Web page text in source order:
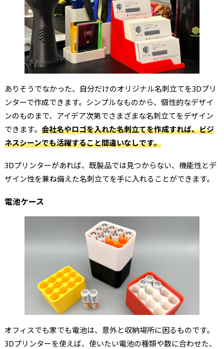
ありそうでなかった、自分だけのオリジナル名刺立てを3Dプリ
ンターで作成できます。シンプルなものから、個性的なデザイ
ンのものまで、アイデア次第でさまざまな名刺立てをデザイン
できます。 会社名やロゴを入れた名刺立てを作成すれば、ビジ
ネスシーンでも活躍すること間違いなしです。
3Dプリンターがあれば、既製品では見つからない、機能性とデ
ザイン性を兼ね備えた名刺立てを手に入れることができます。
電池ケース
オフィスでも家でも電池は、意外と収納場所に困るものです。
3Dプリンターを使えば、使いたい電池の種類や数に合わせた、